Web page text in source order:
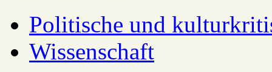
Politische und
Wissenschaft